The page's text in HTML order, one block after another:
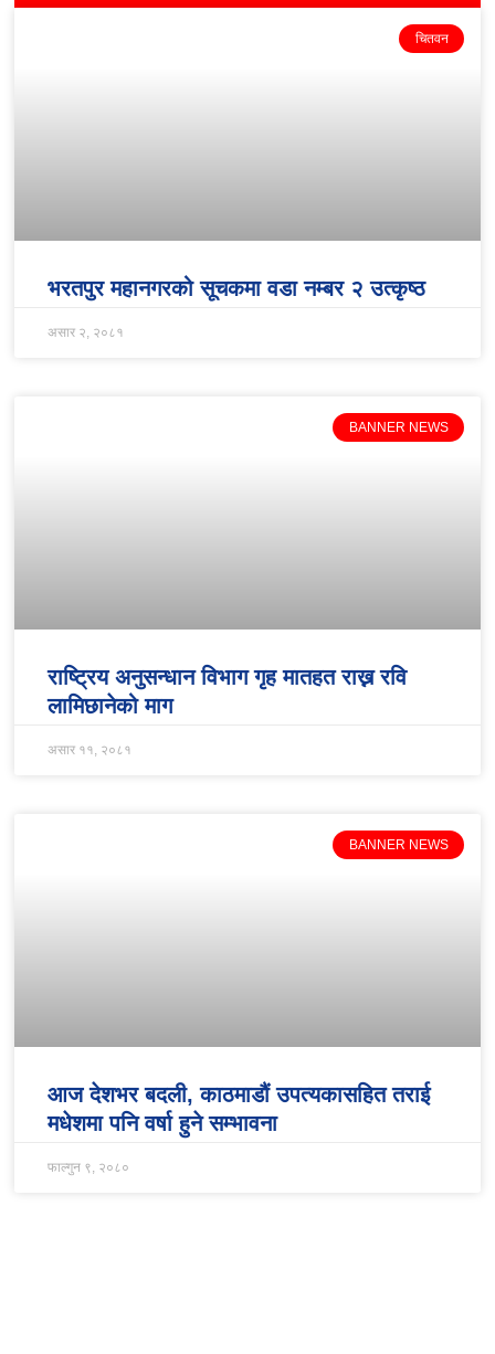
चितवन
भरतपुर महानगरको सूचकमा वडा नम्बर २ उत्कृष्ठ
असार २, २०८१
BANNER NEWS
राष्ट्रिय अनुसन्धान विभाग गृह मातहत राख्न रवि
लामिछानेको माग
असार ११, २०८१
BANNER NEWS
आज देशभर बदली, काठमाडौं उपत्यकासहित तराई
मधेशमा पनि वर्षा हुने सम्भावना
फाल्गुन ९, २०८०